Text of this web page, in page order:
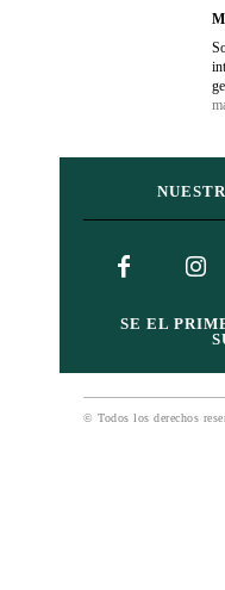
SE EL
© Todos los derechos